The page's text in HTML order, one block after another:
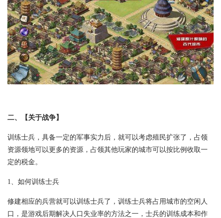
二、【关于战争】
训练士兵，具备一定的军事实力后，就可以考虑殖民扩张了，占领
资源领地可以更多的资源，占领其他玩家的城市可以按比例收取一
定的税金。
1、如何训练士兵
修建相应的兵营就可以训练士兵了，训练士兵将占用城市的空闲人
口，是游戏后期解决人口失业率的方法之一，士兵的训练成本和作